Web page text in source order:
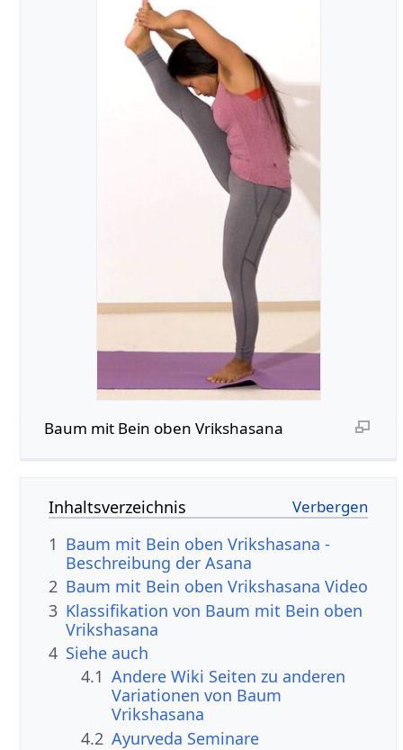
Baum mit Bein oben Vrikshasana
Inhaltsverzeichnis
1 Baum mit Bein oben Vrikshasana -
Beschreibung der Asana
2 Baum mit Bein oben Vrikshasana Video
3 Klassifikation von Baum mit Bein oben
Vrikshasana
4 Siehe auch
4.1 Andere Wiki Seiten zu anderen
Variationen von Baum
Vrikshasana
4.2 Ayurveda Seminare